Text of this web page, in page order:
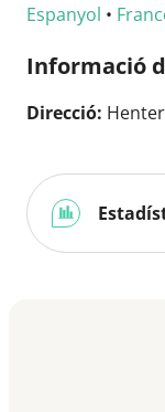
Espanyol •
Informació
Direcció: